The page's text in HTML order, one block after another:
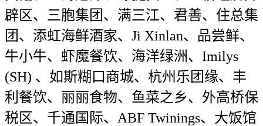
辟区、三胞集团、满三江、君善、住总集
团、添虹海鲜酒家、Ji Xinlan、品尝鲜、
牛小牛、虾魔餐饮、海洋绿洲、Imilys
(SH) 、如斯糊口商城、杭州乐团缘、丰
利餐饮、丽丽食物、鱼菜之乡、外高桥保
税区、千通国际、ABF Twinings、大饭馆